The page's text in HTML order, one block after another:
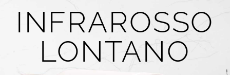
INFRAROSSO
LONTANO